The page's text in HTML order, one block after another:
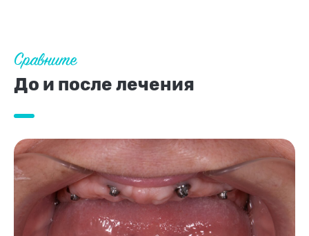
Сравните
До и после лечения